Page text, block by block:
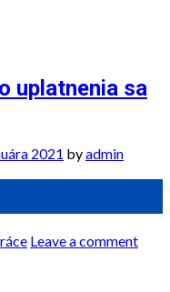
uplatnenia sa
2021 byadmin
Leave a comment